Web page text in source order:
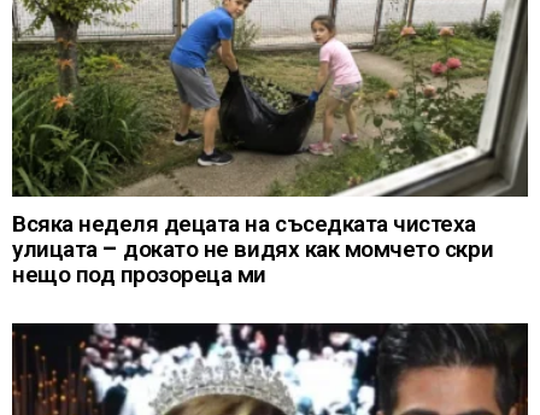
Всяка неделя децата на съседката чистеха
улицата – докато не видях как момчето скри
нещо под прозореца ми